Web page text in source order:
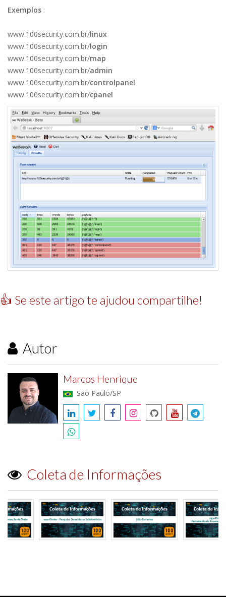
Exemplos :
www.100security.com.br/linux
www.100security.com.br/login
www.100security.com.br/map
www.100security.com.br/admin
www.100security.com.br/controlpanel
www.100security.com.br/cpanel
👍 Se este artigo te ajudou compartilhe!
Autor
Marcos Henrique
São Paulo/SP
Coleta de Informações